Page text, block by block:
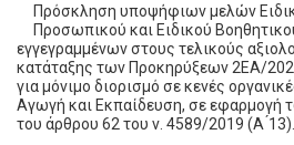
Πρόσκληση υποψήφιων μελών
Προσωπικού και Ειδικού
εγγεγραμμένων στους τελικούς
κατάταξης των Προκηρύξεων 2ΕΑ/
για μόνιμο διορισμό σε κενές
Αγωγή και Εκπαίδευση, σε εφαρμογή
του άρθρου 62 του ν. 4589/2019 (Α ́13).